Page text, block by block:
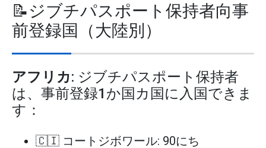
📝ジブチパスポート保持者向事
前登録国（大陸別）
アフリカ: ジブチパスポート保持者
は、事前登録1か国カ国に入国できま
す：
🇨🇮 コートジボワール: 90にち